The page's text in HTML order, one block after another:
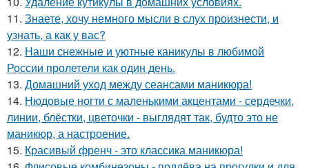
11. Знаете, хочу немного мысли в слух произнести, и
узнать, а как у вас?
12. Наши снежные и уютные каникулы в любимой
России пролетели как один день.
13. Домашний уход между сеансами маникюра!
14. Нюдовые ногти с маленькими акцентами - сердечки,
линии, блёстки, цветочки - выглядят так, будто это не
маникюр, а настроение.
15. Красивый френч - это классика маникюра!